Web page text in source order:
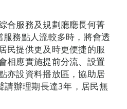
合服務及規劃廳廳長何菁
務點人流較多時，將會透
民提供更及時更便捷的服
相應實施提前分流、設置
亦設資料播放區，協助居
請辦理期長達3年，居民無